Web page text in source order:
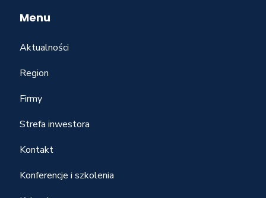
Menu
Aktualności
Region
Firmy
Strefa inwestora
Kontakt
Konferencje i szkolenia